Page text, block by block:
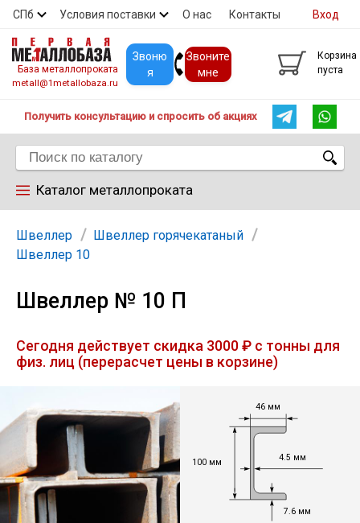
СПб Условия поставки О нас Контакты
Скидки Прайс Покупателям
Вход
База металлопроката
metall@1metallobaza.ru
Звоню
я
Звоните
мне
Корзина
пуста
Получить консультацию и спросить об акциях
Каталог металлопроката
Арматура
Уголок
Балка
Швеллер
Швеллер
Швеллер горячекатаный
Швеллер 10
Швеллер № 10 П
Сегодня действует скидка 3000 ₽ с тонны для
физ. лиц (перерасчет цены в корзине)
46 мм
100 мм 4.5 мм
7.6 мм